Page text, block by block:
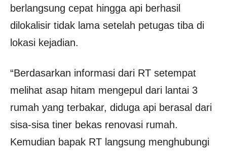
berlangsung cepat hingga api berhasil
dilokalisir tidak lama setelah petugas tiba di
lokasi kejadian.
“Berdasarkan informasi dari RT setempat
melihat asap hitam mengepul dari lantai 3
rumah yang terbakar, diduga api berasal dari
sisa-sisa tiner bekas renovasi rumah.
Kemudian bapak RT langsung menghubungi